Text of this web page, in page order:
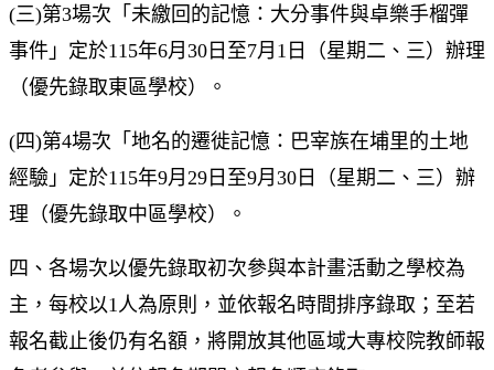
(三)第3場次「未繳回的記憶：大分事件與卓樂手榴彈
事件」定於115年6月30日至7月1日（星期二、三）辦理
（優先錄取東區學校）。
(四)第4場次「地名的遷徙記憶：巴宰族在埔里的土地
經驗」定於115年9月29日至9月30日（星期二、三）辦
理（優先錄取中區學校）。
四、各場次以優先錄取初次參與本計畫活動之學校為
主，每校以1人為原則，並依報名時間排序錄取；至若
報名截止後仍有名額，將開放其他區域大專校院教師報